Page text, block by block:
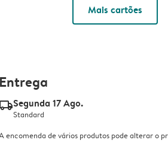
Mais cartões
Entrega
delivery_standard_v2Segunda 17 Ago.
Standard
encomenda de vários produtos pode alterar o